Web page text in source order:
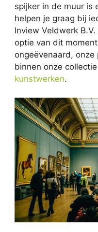
spijker in de muur is
helpen je graag bij
Inview Veldwerk
optie van dit
ongeëvenaard,
binnen onze
kunstwerken.